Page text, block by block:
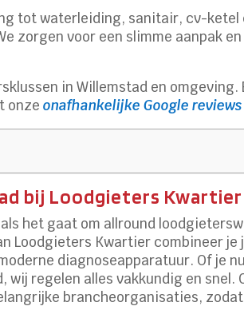
tot waterleiding, sanitair, cv-ketel
zorgen voor een slimme aanpak
in Willemstad en
onzeonafhankelijke Google
bij Loodgieters Kwartier
het gaat om allround
Loodgieters Kwartier combineer
diagnoseapparatuur. Of je
wij regelen alles vakkundig en
brancheorganisaties,